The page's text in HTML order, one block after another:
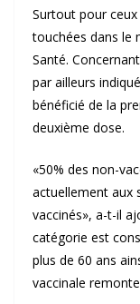
Surtout pour
touchées dans le
Santé.
par ailleurs
bénéficié de la
deuxième dose.
«50% des non-
actuellement aux
vaccinés», a-t-il
catégorie est
plus de 60 ans
vaccinale